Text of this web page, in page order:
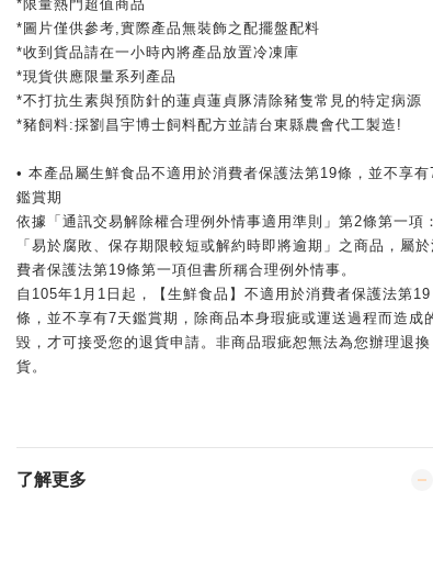
*限量熱門超值商品
*圖片僅供參考,實際產品無裝飾之配擺盤配料
*收到貨品請在一小時內將產品放置冷凍庫
*現貨供應限量系列產品
*不打抗生素與預防針的蓮貞蓮貞豚清除豬隻常見的特定病源
*豬飼料:採劉昌宇博士飼料配方並請台東縣農會代工製造!
• 本產品屬生鮮食品不適用於消費者保護法第19條，並不享有
鑑賞期
依據「通訊交易解除權合理例外情事適用準則」第2條第一項：
「易於腐敗、保存期限較短或解約時即將逾期」之商品，屬於
費者保護法第19條第一項但書所稱合理例外情事。
自105年1月1日起，【生鮮食品】不適用於消費者保護法第19
條，並不享有7天鑑賞期，除商品本身瑕疵或運送過程而造成
毀，才可接受您的退貨申請。非商品瑕疵恕無法為您辦理退換
貨。
了解更多